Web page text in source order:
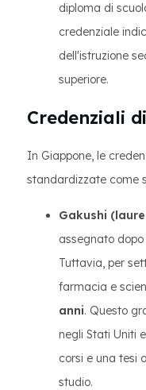
diploma di
credenziale
dell'istruzione
superiore.
Credenziali
In Giappone, le
standardizzate come
Gakushi
assegnato dopo
Tuttavia, per
farmacia e
anni. Questo
negli Stati Uniti
corsi e una tesi
studio.